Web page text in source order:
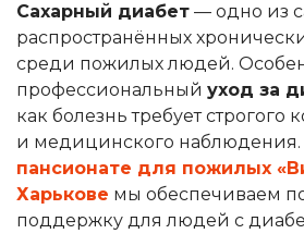
Сахарный диабет — одно из
распространённых
среди пожилых людей.
профессиональный уход за
как болезнь требует строгого
и медицинского наблюдения.
пансионате для пожилых
Харькове мы обеспечиваем
поддержку для людей с